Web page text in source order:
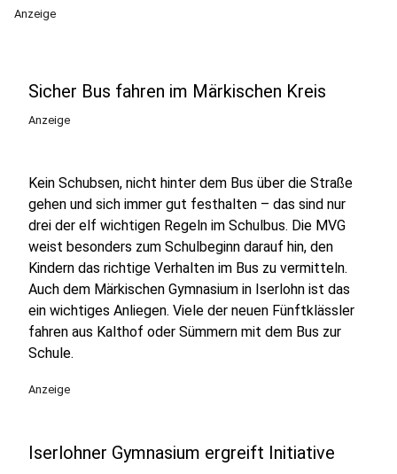
Anzeige
Sicher Bus fahren im Märkischen Kreis
Anzeige
Kein Schubsen, nicht hinter dem Bus über die Straße
gehen und sich immer gut festhalten – das sind nur
drei der elf wichtigen Regeln im Schulbus. Die MVG
weist besonders zum Schulbeginn darauf hin, den
Kindern das richtige Verhalten im Bus zu vermitteln.
Auch dem Märkischen Gymnasium in Iserlohn ist das
ein wichtiges Anliegen. Viele der neuen Fünftklässler
fahren aus Kalthof oder Sümmern mit dem Bus zur
Schule.
Anzeige
Iserlohner Gymnasium ergreift Initiative